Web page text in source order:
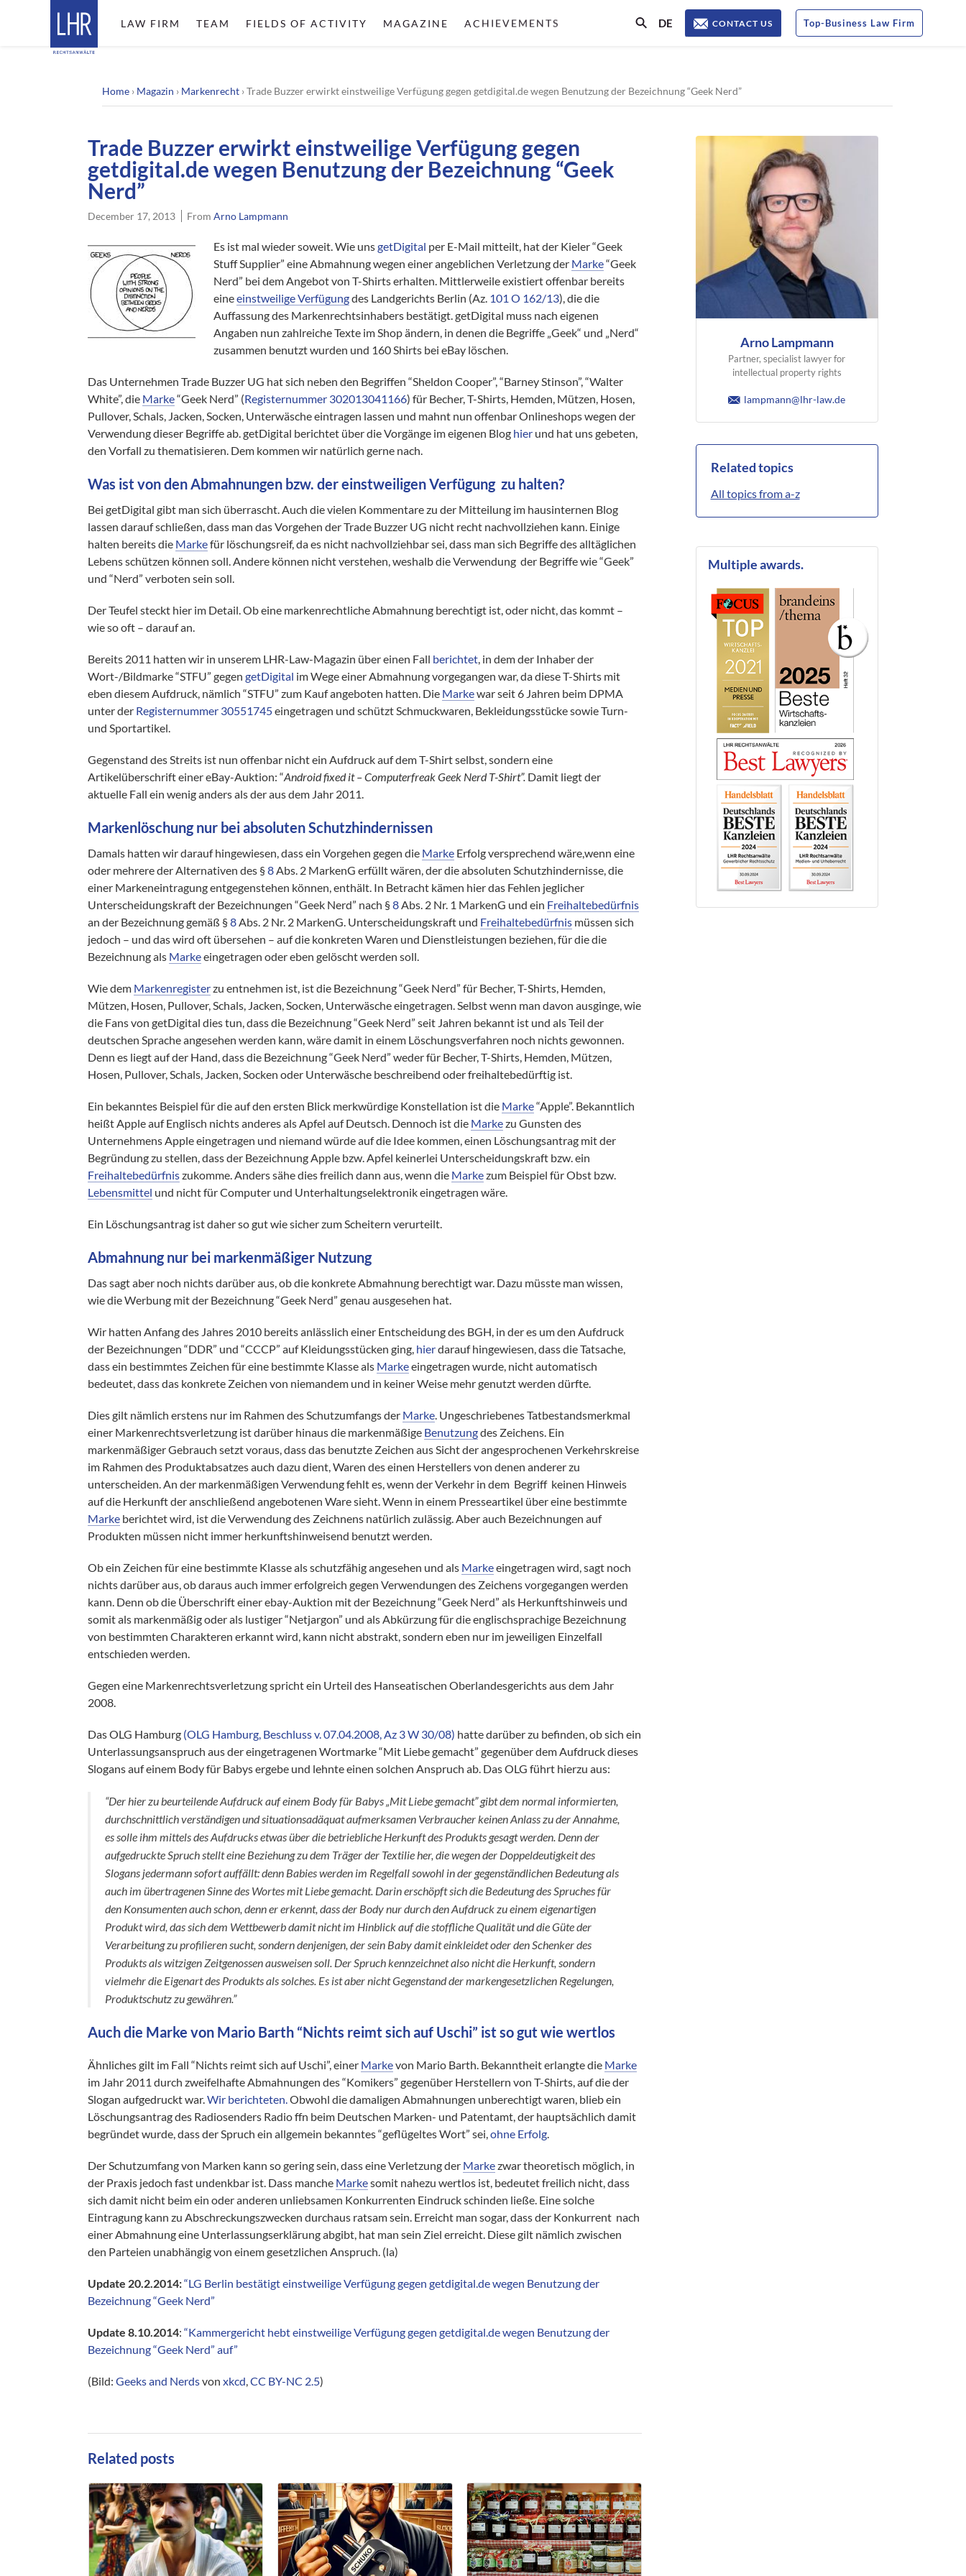
Top-Business Law Firm
CONTACT US
LAW FIRM TEAM FIELDS OF ACTIVITY MAGAZINE ACHIEVEMENTS DE
Home › Magazin › Markenrecht ›Trade Buzzer erwirkt einstweilige Verfügung gegen getdigital.de wegen Benutzung der Bezeichnung “Geek Nerd”
Trade Buzzer erwirkt einstweilige Verfügung gegen
getdigital.de wegen Benutzung der Bezeichnung “Geek
Nerd”
December 17, 2013 FromArno Lampmann
Es ist mal wieder soweit. Wie unsgetDigital per E-Mail mitteilt, hat der Kieler “Geek
Stuff Supplier” eine Abmahnung wegen einer angeblichen Verletzung der Marke“Geek
Nerd” bei dem Angebot von T-Shirts erhalten. Mittlerweile existiert offenbar bereits
eineeinstweilige Verfügungdes Landgerichts Berlin (Az. 101 O 162/13), die die
Auffassung des Markenrechtsinhabers bestätigt. getDigital muss nach eigenen
Angaben nun zahlreiche Texte im Shop ändern, in denen die Begriffe „Geek“ und „Nerd“
zusammen benutzt wurden und 160 Shirts bei eBay löschen.
Das Unternehmen Trade Buzzer UG hat sich neben den Begriffen “Sheldon Cooper”, “Barney Stinson”, “Walter
White”, die Marke“Geek Nerd” (Registernummer 302013041166) für Becher, T-Shirts, Hemden, Mützen, Hosen,
Pullover, Schals, Jacken, Socken, Unterwäsche eintragen lassen und mahnt nun offenbar Onlineshops wegen der
Verwendung dieser Begriffe ab. getDigital berichtet über die Vorgänge im eigenen Blog hier und hat uns gebeten,
den Vorfall zu thematisieren. Dem kommen wir natürlich gerne nach.
Was ist von den Abmahnungen bzw. der einstweiligen Verfügung zu halten?
Bei getDigital gibt man sich überrascht. Auch die vielen Kommentare zu der Mitteilung im hausinternen Blog
lassen darauf schließen, dass man das Vorgehen der Trade Buzzer UG nicht recht nachvollziehen kann. Einige
halten bereits die Markefür löschungsreif, da es nicht nachvollziehbar sei, dass man sich Begriffe des alltäglichen
Lebens schützen können soll. Andere können nicht verstehen, weshalb die Verwendung der Begriffe wie “Geek”
und “Nerd” verboten sein soll.
Der Teufel steckt hier im Detail. Ob eine markenrechtliche Abmahnung berechtigt ist, oder nicht, das kommt –
wie so oft – darauf an.
Bereits 2011 hatten wir in unserem LHR-Law-Magazin über einen Fall berichtet, in dem der Inhaber der
Wort-/Bildmarke “STFU” gegengetDigital im Wege einer Abmahnung vorgegangen war, da diese T-Shirts mit
eben diesem Aufdruck, nämlich “STFU” zum Kauf angeboten hatten. Die Markewar seit 6 Jahren beim DPMA
unter der Registernummer 30551745eingetragen und schützt Schmuckwaren, Bekleidungsstücke sowie Turn-
und Sportartikel.
Gegenstand des Streits ist nun offenbar nicht ein Aufdruck auf dem T-Shirt selbst, sondern eine
Artikelüberschrift einer eBay-Auktion: “Android fixed it – Computerfreak Geek Nerd T-Shirt”. Damit liegt der
aktuelle Fall ein wenig anders als der aus dem Jahr 2011.
Markenlöschung nur bei absoluten Schutzhindernissen
Damals hatten wir darauf hingewiesen, dass ein Vorgehen gegen die Marke Erfolg versprechend wäre,wenn eine
oder mehrere der Alternativen des §8Abs. 2 MarkenG erfüllt wären, der die absoluten Schutzhindernisse, die
einer Markeneintragung entgegenstehen können, enthält. In Betracht kämen hier das Fehlen jeglicher
Unterscheidungskraft der Bezeichnungen “Geek Nerd” nach §8Abs. 2 Nr. 1 MarkenG und ein Freihaltebedürfnis
an der Bezeichnung gemäß §8Abs. 2 Nr. 2 MarkenG. Unterscheidungskraft und Freihaltebedürfnis müssen sich
jedoch – und das wird oft übersehen – auf die konkreten Waren und Dienstleistungen beziehen, für die die
Bezeichnung als Markeeingetragen oder eben gelöscht werden soll.
Wie dem Markenregisterzu entnehmen ist, ist die Bezeichnung “Geek Nerd” für Becher, T-Shirts, Hemden,
Mützen, Hosen, Pullover, Schals, Jacken, Socken, Unterwäsche eingetragen. Selbst wenn man davon ausginge, wie
die Fans von getDigital dies tun, dass die Bezeichnung “Geek Nerd” seit Jahren bekannt ist und als Teil der
deutschen Sprache angesehen werden kann, wäre damit in einem Löschungsverfahren noch nichts gewonnen.
Denn es liegt auf der Hand, dass die Bezeichnung “Geek Nerd” weder für Becher, T-Shirts, Hemden, Mützen,
Hosen, Pullover, Schals, Jacken, Socken oder Unterwäsche beschreibend oder freihaltebedürftig ist.
Ein bekanntes Beispiel für die auf den ersten Blick merkwürdige Konstellation ist die Marke“Apple”. Bekanntlich
heißt Apple auf Englisch nichts anderes als Apfel auf Deutsch. Dennoch ist die Markezu Gunsten des
Unternehmens Apple eingetragen und niemand würde auf die Idee kommen, einen Löschungsantrag mit der
Begründung zu stellen, dass der Bezeichnung Apple bzw. Apfel keinerlei Unterscheidungskraft bzw. ein
Freihaltebedürfniszukomme. Anders sähe dies freilich dann aus, wenn die Markezum Beispiel für Obst bzw.
Lebensmittel und nicht für Computer und Unterhaltungselektronik eingetragen wäre.
Ein Löschungsantrag ist daher so gut wie sicher zum Scheitern verurteilt.
Abmahnung nur bei markenmäßiger Nutzung
Das sagt aber noch nichts darüber aus, ob die konkrete Abmahnung berechtigt war. Dazu müsste man wissen,
wie die Werbung mit der Bezeichnung “Geek Nerd” genau ausgesehen hat.
Wir hatten Anfang des Jahres 2010 bereits anlässlich einer Entscheidung des BGH, in der es um den Aufdruck
der Bezeichnungen “DDR” und “CCCP” auf Kleidungsstücken ging, hierdarauf hingewiesen, dass die Tatsache,
dass ein bestimmtes Zeichen für eine bestimmte Klasse als Markeeingetragen wurde, nicht automatisch
bedeutet, dass das konkrete Zeichen von niemandem und in keiner Weise mehr genutzt werden dürfte.
Dies gilt nämlich erstens nur im Rahmen des Schutzumfangs der Marke. Ungeschriebenes Tatbestandsmerkmal
einer Markenrechtsverletzung ist darüber hinaus die markenmäßige Benutzungdes Zeichens. Ein
markenmäßiger Gebrauch setzt voraus, dass das benutzte Zeichen aus Sicht der angesprochenen Verkehrskreise
im Rahmen des Produktabsatzes auch dazu dient, Waren des einen Herstellers von denen anderer zu
unterscheiden. An der markenmäßigen Verwendung fehlt es, wenn der Verkehr in dem Begriff keinen Hinweis
auf die Herkunft der anschließend angebotenen Ware sieht. Wenn in einem Presseartikel über eine bestimmte
Marke berichtet wird, ist die Verwendung des Zeichnens natürlich zulässig. Aber auch Bezeichnungen auf
Produkten müssen nicht immer herkunftshinweisend benutzt werden.
Ob ein Zeichen für eine bestimmte Klasse als schutzfähig angesehen und als Markeeingetragen wird, sagt noch
nichts darüber aus, ob daraus auch immer erfolgreich gegen Verwendungen des Zeichens vorgegangen werden
kann. Denn ob die Überschrift einer ebay-Auktion mit der Bezeichnung “Geek Nerd” als Herkunftshinweis und
somit als markenmäßig oder als lustiger “Netjargon” und als Abkürzung für die englischsprachige Bezeichnung
von bestimmten Charakteren erkannt wird, kann nicht abstrakt, sondern eben nur im jeweiligen Einzelfall
entschieden werden.
Gegen eine Markenrechtsverletzung spricht ein Urteil des Hanseatischen Oberlandesgerichts aus dem Jahr
2008.
Das OLG Hamburg (OLG Hamburg, Beschluss v. 07.04.2008, Az 3 W 30/08) hatte darüber zu befinden, ob sich ein
Unterlassungsanspruch aus der eingetragenen Wortmarke “Mit Liebe gemacht” gegenüber dem Aufdruck dieses
Slogans auf einem Body für Babys ergebe und lehnte einen solchen Anspruch ab. Das OLG führt hierzu aus:
“Der hier zu beurteilende Aufdruck auf einem Body für Babys „Mit Liebe gemacht” gibt dem normal informierten,
durchschnittlich verständigen und situationsadäquat aufmerksamen Verbraucher keinen Anlass zu der Annahme,
es solle ihm mittels des Aufdrucks etwas über die betriebliche Herkunft des Produkts gesagt werden. Denn der
aufgedruckte Spruch stellt eine Beziehung zu dem Träger der Textilie her, die wegen der Doppeldeutigkeit des
Slogans jedermann sofort auffällt: denn Babies werden im Regelfall sowohl in der gegenständlichen Bedeutung als
auch im übertragenen Sinne des Wortes mit Liebe gemacht. Darin erschöpft sich die Bedeutung des Spruches für
den Konsumenten auch schon, denn er erkennt, dass der Body nur durch den Aufdruck zu einem eigenartigen
Produkt wird, das sich dem Wettbewerb damit nicht im Hinblick auf die stoffliche Qualität und die Güte der
Verarbeitung zu profilieren sucht, sondern denjenigen, der sein Baby damit einkleidet oder den Schenker des
Produkts als witzigen Zeitgenossen ausweisen soll. Der Spruch kennzeichnet also nicht die Herkunft, sondern
vielmehr die Eigenart des Produkts als solches. Es ist aber nicht Gegenstand der markengesetzlichen Regelungen,
Produktschutz zu gewähren.”
Auch die Marke von Mario Barth “Nichts reimt sich auf Uschi” ist so gut wie wertlos
Ähnliches gilt im Fall “Nichts reimt sich auf Uschi”, einer Markevon Mario Barth. Bekanntheit erlangte die Marke
im Jahr 2011 durch zweifelhafte Abmahnungen des “Komikers” gegenüber Herstellern von T-Shirts, auf die der
Slogan aufgedruckt war.Wir berichteten.Obwohl die damaligen Abmahnungen unberechtigt waren, blieb ein
Löschungsantrag des Radiosenders Radio ffn beim Deutschen Marken- und Patentamt, der hauptsächlich damit
begründet wurde, dass der Spruch ein allgemein bekanntes “geflügeltes Wort” sei,ohne Erfolg.
Der Schutzumfang von Marken kann so gering sein, dass eine Verletzung der Markezwar theoretisch möglich, in
der Praxis jedoch fast undenkbar ist. Dass manche Markesomit nahezu wertlos ist, bedeutet freilich nicht, dass
sich damit nicht beim ein oder anderen unliebsamen Konkurrenten Eindruck schinden ließe. Eine solche
Eintragung kann zu Abschreckungszwecken durchaus ratsam sein. Erreicht man sogar, dass der Konkurrent nach
einer Abmahnung eine Unterlassungserklärung abgibt, hat man sein Ziel erreicht. Diese gilt nämlich zwischen
den Parteien unabhängig von einem gesetzlichen Anspruch. (la)
Update 20.2.2014:“LG Berlin bestätigt einstweilige Verfügung gegen getdigital.de wegen Benutzung der
Bezeichnung “Geek Nerd”
Update 8.10.2014:“Kammergericht hebt einstweilige Verfügung gegen getdigital.de wegen Benutzung der
Bezeichnung “Geek Nerd” auf”
(Bild:Geeks and Nerdsvonxkcd,CC BY-NC 2.5)
Related posts
Arno Lampmann
Partner, specialist lawyer for
intellectual property rights
lampmann@lhr-law.de
Related topics
All topics from a-z
Multiple awards.